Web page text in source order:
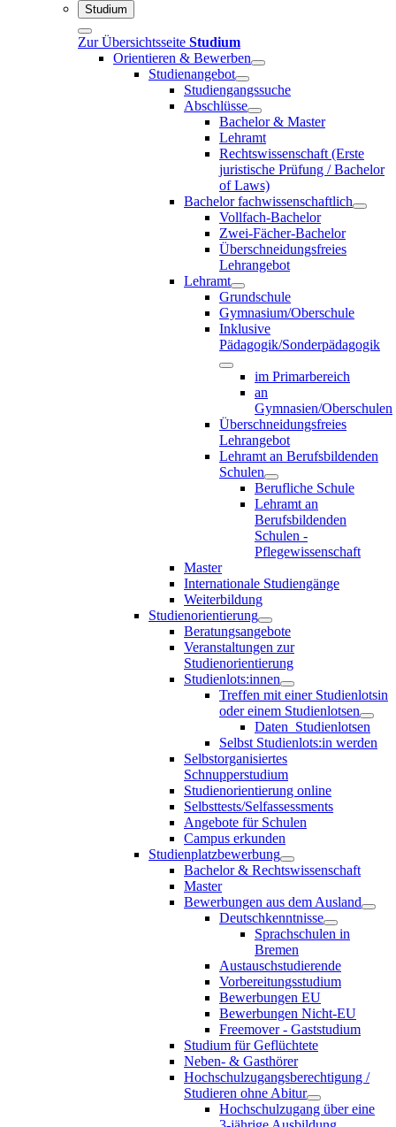
Studium
Zur Übersichtsseite Studium
Orientieren & Bewerben
Studienangebot
Studiengangssuche
Abschlüsse
Bachelor & Master
Lehramt
Rechtswissenschaft (Erste
juristische Prüfung / Bachelor
of Laws)
Bachelor fachwissenschaftlich
Vollfach-Bachelor
Zwei-Fächer-Bachelor
Überschneidungsfreies
Lehrangebot
Lehramt
Grundschule
Gymnasium/Oberschule
Inklusive
Pädagogik/Sonderpädagogik
im Primarbereich
an
Gymnasien/Oberschulen
Überschneidungsfreies
Lehrangebot
Lehramt an Berufsbildenden
Schulen
Berufliche Schule
Lehramt an
Berufsbildenden
Schulen -
Pflegewissenschaft
Master
Internationale Studiengänge
Weiterbildung
Studienorientierung
Beratungsangebote
Veranstaltungen zur
Studienorientierung
Studienlots:innen
Treffen mit einer Studienlotsin
oder einem Studienlotsen
Daten_Studienlotsen
Selbst Studienlots:in werden
Selbstorganisiertes
Schnupperstudium
Studienorientierung online
Selbsttests/Selfassessments
Angebote für Schulen
Campus erkunden
Studienplatzbewerbung
Bachelor & Rechtswissenschaft
Master
Bewerbungen aus dem Ausland
Deutschkenntnisse
Sprachschulen in
Bremen
Austauschstudierende
Vorbereitungsstudium
Bewerbungen EU
Bewerbungen Nicht-EU
Freemover - Gaststudium
Studium für Geflüchtete
Neben- & Gasthörer
Hochschulzugangsberechtigung /
Studieren ohne Abitur
Hochschulzugang über eine